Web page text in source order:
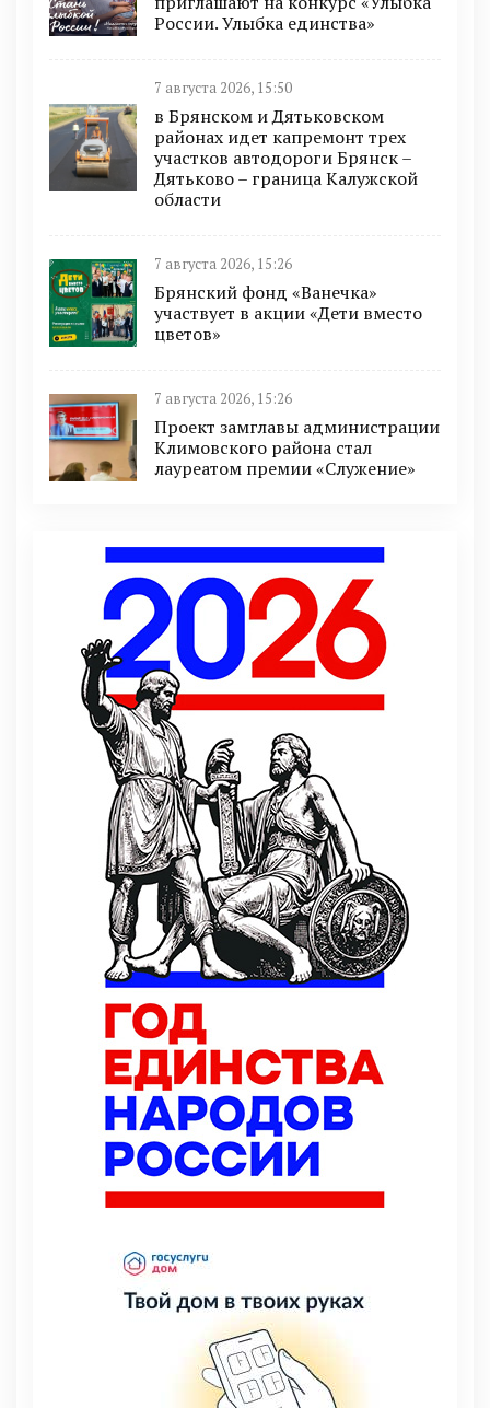
России. Улыбка единства»
7 августа 2026, 15:50
в Брянском и Дятьковском
районах идет капремонт трех
участков автодороги Брянск –
Дятьково – граница Калужской
области
7 августа 2026, 15:26
Брянский фонд «Ванечка»
участвует в акции «Дети вместо
цветов»
7 августа 2026, 15:26
Проект замглавы администрации
Климовского района стал
лауреатом премии «Служение»